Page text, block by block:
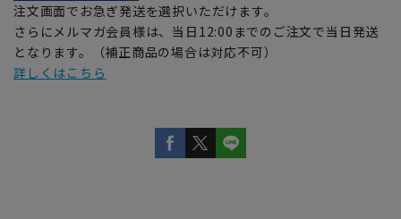
注文画面でお急ぎ発送を選択いただけます。
さらにメルマガ会員様は、当日12:00までのご注文で当日発送
となります。（補正商品の場合は対応不可）
詳しくはこちら